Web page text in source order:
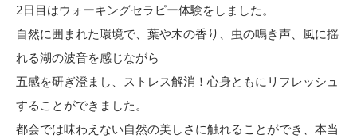
2日目はウォーキングセラピー体験をしました。
自然に囲まれた環境で、葉や木の香り、虫の鳴き声、風に揺
れる湖の波音を感じながら
五感を研ぎ澄まし、ストレス解消！心身ともにリフレッシュ
することができました。
都会では味わえない自然の美しさに触れることができ、本当